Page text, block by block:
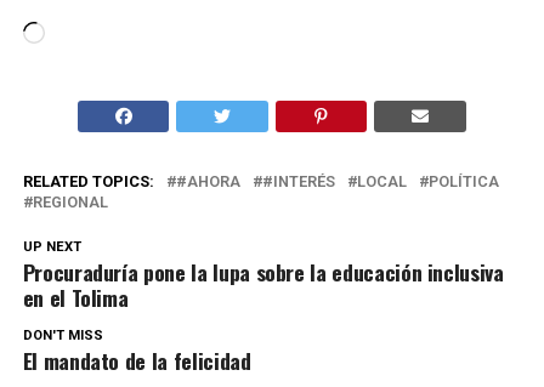
Cargando...
RELATED TOPICS: #AHORA #INTERÉS LOCAL
POLÍTICA
REGIONAL
UP NEXT
Procuraduría pone la lupa sobre la educación inclusiva
en el Tolima
DON'T MISS
El mandato de la felicidad